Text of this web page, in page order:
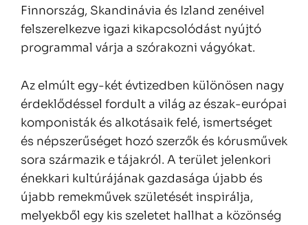
Finnország, Skandinávia és Izland zenéivel
felszerelkezve igazi kikapcsolódást nyújtó
programmal várja a szórakozni vágyókat.
Az elmúlt egy-két évtizedben különösen nagy
érdeklődéssel fordult a világ az észak-európai
komponisták és alkotásaik felé, ismertséget
és népszerűséget hozó szerzők és kórusművek
sora származik e tájakról. A terület jelenkori
énekkari kultúrájának gazdasága újabb és
újabb remekművek születését inspirálja,
melyekből egy kis szeletet hallhat a közönség